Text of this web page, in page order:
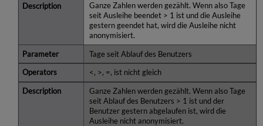
Ganze Zahlen werden gezählt. Wenn also Tage
seit Ausleihe beendet > 1 ist und die Ausleihe
gestern geendet hat, wird die Ausleihe nicht
anonymisiert.
Tage seit Ablauf des Benutzers
<, >, =, ist nicht gleich
Ganze Zahlen werden gezählt. Wenn also Tage
seit Ablauf des Benutzers > 1 ist und der
Benutzer gestern abgelaufen ist, wird die
Ausleihe nicht anonymisiert.